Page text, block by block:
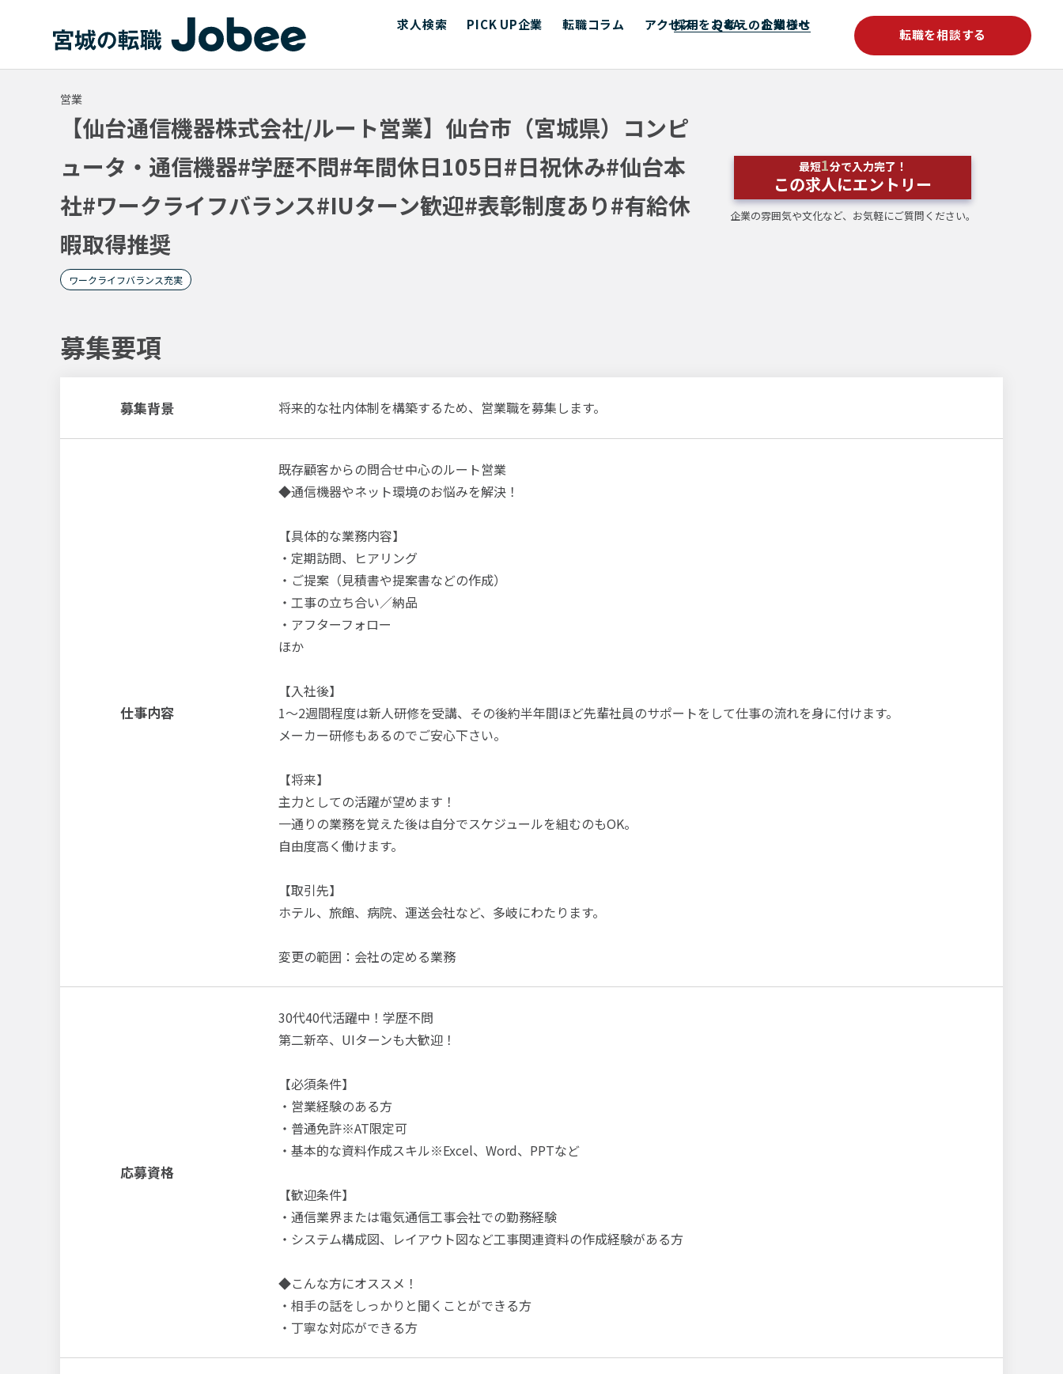
求人検索 PICK UP企業 転職コラム アクセス Q&A お知らせ
採用をお考えの企業様へ
転職を相談する
営業
【仙台通信機器株式会社/ルート営業】仙台市（宮城県）コンピ
ュータ・通信機器#学歴不問#年間休日105日#日祝休み#仙台本
社#ワークライフバランス#IUターン歓迎#表彰制度あり#有給休
暇取得推奨
ワークライフバランス充実
最短1分で入力完了！
この求人にエントリー
企業の雰囲気や文化など、お気軽にご質問ください。
募集要項
募集背景 将来的な社内体制を構築するため、営業職を募集します。
仕事内容
既存顧客からの問合せ中心のルート営業
◆通信機器やネット環境のお悩みを解決！
【具体的な業務内容】
・定期訪問、ヒアリング
・ご提案（見積書や提案書などの作成）
・工事の立ち合い／納品
・アフターフォロー
ほか
【入社後】
1～2週間程度は新人研修を受講、その後約半年間ほど先輩社員のサポートをして仕事の流れを身に付けます。
メーカー研修もあるのでご安心下さい。
【将来】
主力としての活躍が望めます！
一通りの業務を覚えた後は自分でスケジュールを組むのもOK。
自由度高く働けます。
【取引先】
ホテル、旅館、病院、運送会社など、多岐にわたります。
変更の範囲：会社の定める業務
応募資格
30代40代活躍中！学歴不問
第二新卒、UIターンも大歓迎！
【必須条件】
・営業経験のある方
・普通免許※AT限定可
・基本的な資料作成スキル※Excel、Word、PPTなど
【歓迎条件】
・通信業界または電気通信工事会社での勤務経験
・システム構成図、レイアウト図など工事関連資料の作成経験がある方
◆こんな方にオススメ！
・相手の話をしっかりと聞くことができる方
・丁寧な対応ができる方